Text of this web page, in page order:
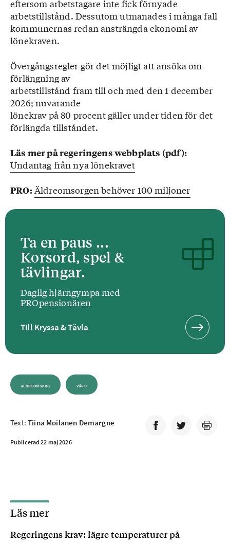
eftersom arbetstagare inte fick förnyade
arbetstillstånd. Dessutom utmanades i många fall
kommunernas redan ansträngda ekonomi av
lönekraven.
Övergångsregler gör det möjligt att ansöka om
förlängning av
arbetstillstånd fram till och med den 1 december
2026; nuvarande
lönekrav på 80 procent gäller under tiden för det
förlängda tillståndet.
Läs mer på regeringens webbplats (pdf):
Undantag från nya lönekravet
PRO:Äldreomsorgen behöver 100 miljoner
Ta en paus ...
Korsord, spel &
tävlingar.
Daglig hjärngympa med
PROpensionären
Till Kryssa & Tävla
ÄLDREOMSORG VÅRD
Text:Tiina Moilanen Demargne
Publicerad 22 maj 2026
Läs mer
Regeringens krav: lägre temperaturer på